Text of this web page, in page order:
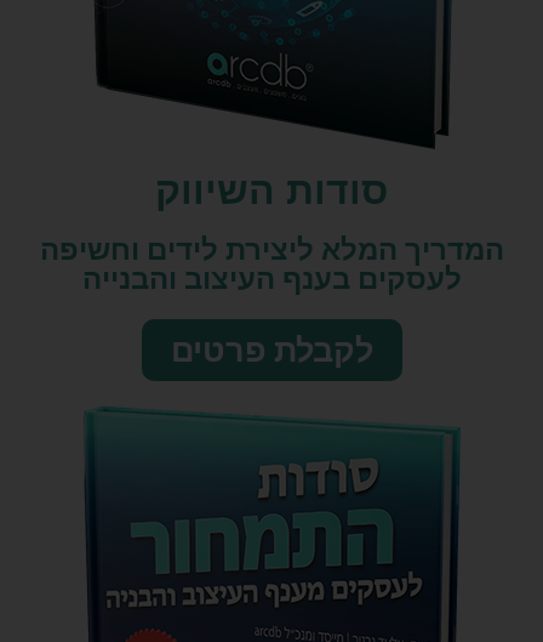
סודות השיווק​
המדריך המלא ליצירת לידים וחשיפה
לעסקים בענף העיצוב והבנייה
לקבלת פרטים